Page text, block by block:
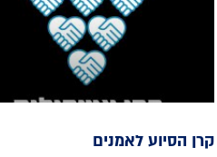
קרן הסיוע לאמנים